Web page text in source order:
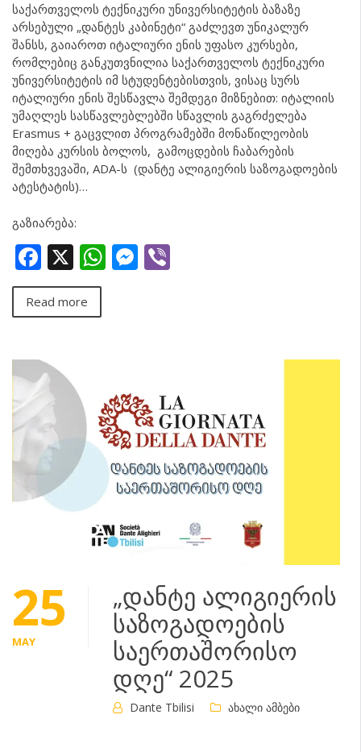
საქართველოს ტექნიკური უნივერსიტეტის ბაზაზე
არსებული „დანტეს კაბინეტი“ გაძლევთ უნიკალურ
შანსს, გაიაროთ იტალიური ენის უფასო კურსები,
რომლებიც განკუთვნილია საქართველოს ტექნიკური
უნივერსიტეტის იმ სტუდენტებისთვის, ვისაც სურს
იტალიური ენის შესწავლა შემდეგი მიზნებით: იტალიის
უმაღლეს სასწავლებლებში სწავლის გაგრძელება
Erasmus + გაცვლით პროგრამებში მონაწილეობის
მიღება კურსის ბოლოს, გამოცდების ჩაბარების
შემთხვევაში, ADA-ს (დანტე ალიგიერის საზოგადოების
ატესტატის)…
გაზიარება:
Facebook
X WhatsApp
Messenger
Read more
25
MAY
„დანტე ალიგიერის
საზოგადოების
საერთაშორისო
დღე“ 2025
Dante Tbilisi ახალი ამბები